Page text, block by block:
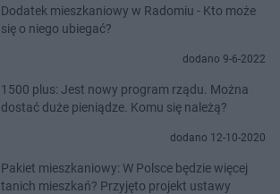
Dodatek mieszkaniowy w Radomiu - Kto może
się o niego ubiegać?
dodano 9-6-2022
1500 plus: Jest nowy program rządu. Można
dostać duże pieniądze. Komu się należą?
dodano 12-10-2020
Pakiet mieszkaniowy: W Polsce będzie więcej
tanich mieszkań? Przyjęto projekt ustawy